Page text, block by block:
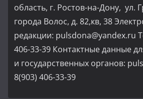
область, г. Ростов-на-Дону, ул.
города Волос, д. 82,кв, 38
редакции: pulsdona@yandex.ru
406-33-39 Контактные данные
и государственных органов:
8(903) 406-33-39